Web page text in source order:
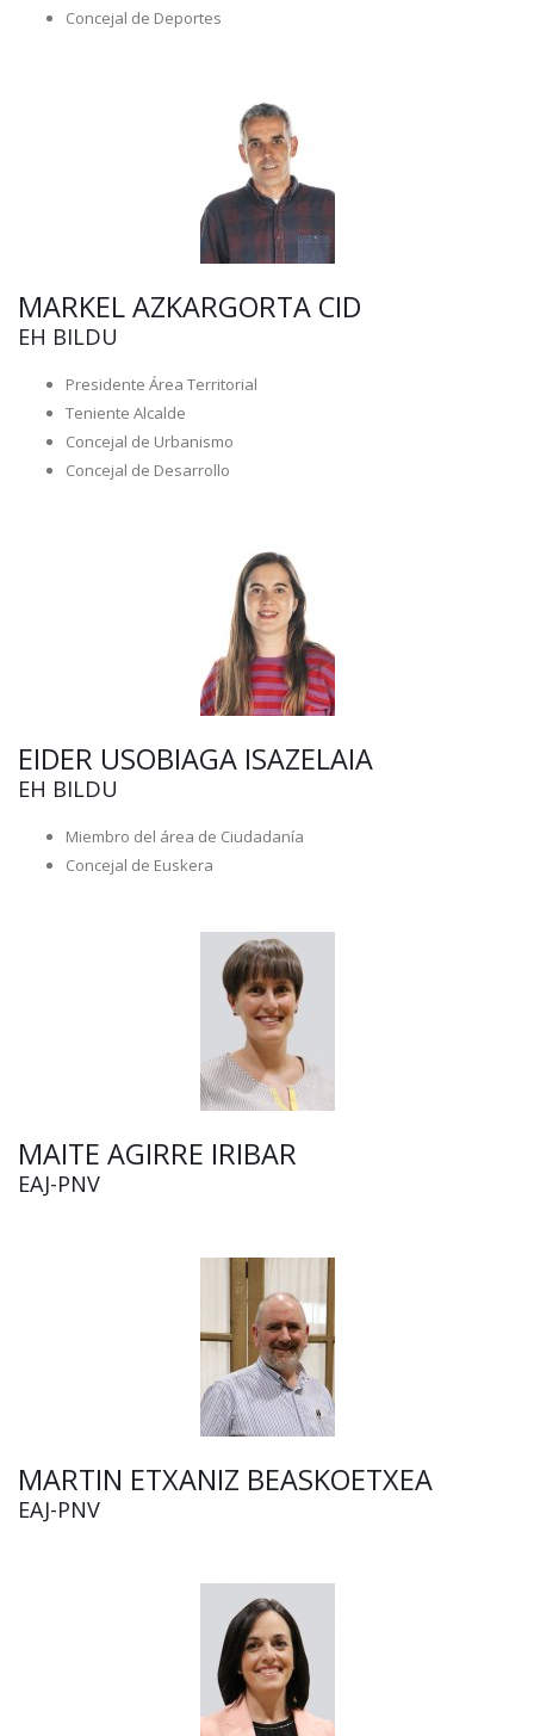
Concejal de Deportes
MARKEL AZKARGORTA CID
EH BILDU
Presidente Área Territorial
Teniente Alcalde
Concejal de Urbanismo
Concejal de Desarrollo
EIDER USOBIAGA ISAZELAIA
EH BILDU
Miembro del área de Ciudadanía
Concejal de Euskera
MAITE AGIRRE IRIBAR
EAJ-PNV
MARTIN ETXANIZ BEASKOETXEA
EAJ-PNV